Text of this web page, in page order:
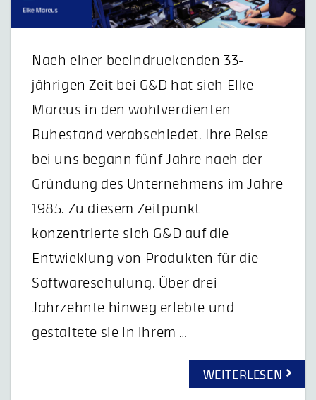
Nach einer beeindruckenden 33-
jährigen Zeit bei G&D hat sich Elke
Marcus in den wohlverdienten
Ruhestand verabschiedet. Ihre Reise
bei uns begann fünf Jahre nach der
Gründung des Unternehmens im Jahre
1985. Zu diesem Zeitpunkt
konzentrierte sich G&D auf die
Entwicklung von Produkten für die
Softwareschulung. Über drei
Jahrzehnte hinweg erlebte und
gestaltete sie in ihrem …
WEITERLESEN